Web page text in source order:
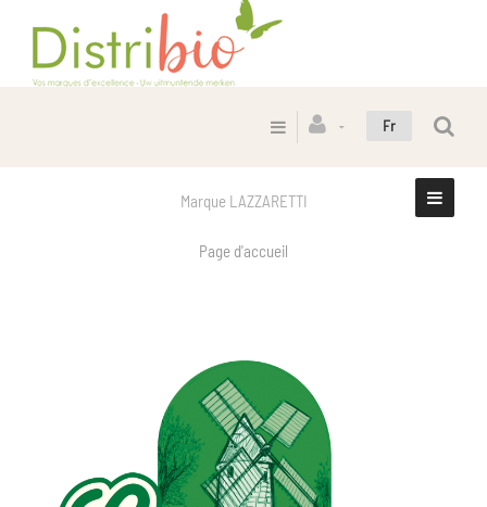
Fr
Marque LAZZARETTI
Page d'accueil